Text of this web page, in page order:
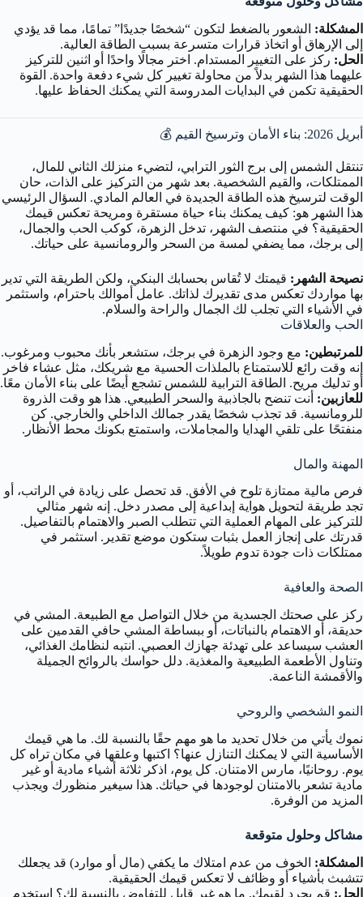
المشكلة: الشعور بالضغط لتكون “شخصًا جديدًا” تمامًا، مما قد يؤدي
إلى الإرهاق أو اتخاذ قرارات متسرعة بسبب الطاقة العالية.
الحل: ركز على التغيير المستدام. اختر مجالًا واحدًا أو اثنين للتركيز
عليهما هذا الشهر بدلاً من محاولة تغيير كل شيء دفعة واحدة. القوة
الحقيقية تكمن في البدايات المدروسة التي يمكنك الحفاظ عليها.
أبريل 2026: بناء الأمان وترسيخ القيم 💰
تنتقل الشمس إلى برج الثور الترابي، لتضيء منزلك الثاني للمال،
الممتلكات، والقيم الشخصية. بعد شهر من التركيز على الذات، حان
الوقت لترسيخ هذه الطاقة الجديدة في العالم المادي. السؤال الرئيسي
هذا الشهر هو: كيف يمكنك بناء حياة مستقرة ومريحة تعكس قيمك
الحقيقية؟ في منتصف الشهر، تدخل الزهرة، كوكب الحب والجمال،
إلى برجك، مما يضفي لمسة من السحر والرومانسية على حياتك.
نصيحة الشهر: قيمتك لا تُقاس بحسابك البنكي، ولكن الطريقة التي تدير
بها مواردك تعكس مدى تقديرك لذاتك. عامل أموالك باحترام، واستثمر
في الأشياء التي تجلب لك الجمال والراحة والسلام.
الحب والعلاقات
للمرتبطين: مع وجود الزهرة في برجك، ستشعر بأنك محبوب ومرغوب.
إنه وقت رائع للاستمتاع بالملذات الحسية مع شريكك، مثل عشاء فاخر
أو تدليك مريح. الطاقة الترابية للشمس تشجع أيضًا على بناء الأمان معًا.
للعازبين: أنت تنضح بالجاذبية والسحر الطبيعي. هذا هو وقت الذروة
للرومانسية. قد تجذب شخصًا يقدر جمالك الداخلي والخارجي. كن
منفتحًا على تلقي الهدايا والمجاملات، واستمتع بكونك محط الأنظار.
المهنة والمال
فرص مالية ممتازة تلوح في الأفق. قد تحصل على زيادة في الراتب، أو
تجد طريقة لتحويل هواية إبداعية إلى مصدر دخل. إنه شهر مثالي
للتركيز على المهام العملية التي تتطلب الصبر والاهتمام بالتفاصيل.
قدرتك على إنجاز العمل بثبات ستكون موضع تقدير. استثمر في
ممتلكات ذات جودة تدوم طويلاً.
الصحة والعافية
ركز على صحتك الجسدية من خلال التواصل مع الطبيعة. المشي في
حديقة، أو الاهتمام بالنباتات، أو ببساطة المشي حافي القدمين على
العشب سيساعد على تهدئة جهازك العصبي. انتبه لنظامك الغذائي،
وتناول الأطعمة الطبيعية والمغذية. دلل حواسك بالروائح الجميلة
والأقمشة الناعمة.
النمو الشخصي والروحي
نموك يأتي من خلال تحديد ما هو مهم حقًا بالنسبة لك. ما هي قيمك
الأساسية التي لا يمكنك التنازل عنها؟ اكتبها وعلقها في مكان تراه كل
يوم. روحانيًا، مارس الامتنان. كل يوم، اذكر ثلاثة أشياء مادية أو غير
مادية تشعر بالامتنان لوجودها في حياتك. هذا سيغير منظورك ويجذب
المزيد من الوفرة.
مشاكل وحلول متوقعة
المشكلة: الخوف من عدم امتلاك ما يكفي (مال أو موارد) قد يجعلك
تتشبث بأشياء أو وظائف لا تعكس قيمك الحقيقية.
الحل: قم بجرد لقيمك. ما هو غير قابل للتفاوض بالنسبة لك؟ استخدم